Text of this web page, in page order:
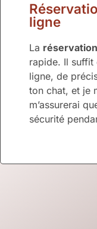
ligne
La
rapide. Il suffit
ligne, de
ton chat, et je
m’assurerai
sécurité